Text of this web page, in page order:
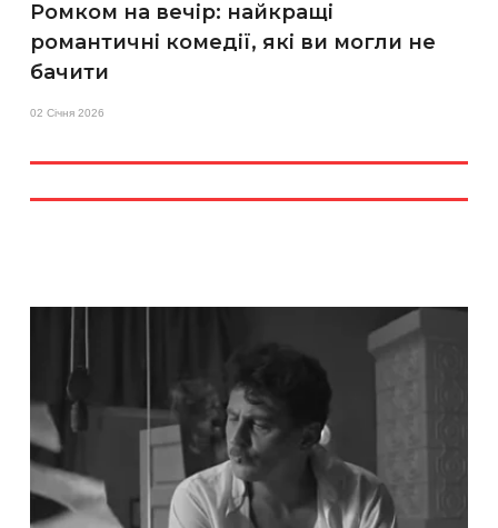
Ромком на вечір: найкращі
романтичні комедії, які ви могли не
бачити
02 Січня 2026